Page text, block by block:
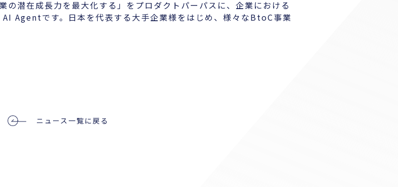
の潜在成長力を最大化する」をプロダクトパーパスに、企業における
Agentです。日本を代表する大手企業様をはじめ、様々なBtoC事業
ニュース一覧に戻る